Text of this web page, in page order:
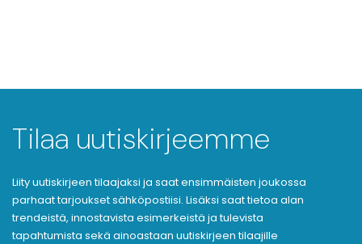
Tilaa uutiskirjeemme
Liity uutiskirjeen tilaajaksi ja saat ensimmäisten joukossa
parhaat tarjoukset sähköpostiisi. Lisäksi saat tietoa alan
trendeistä, innostavista esimerkeistä ja tulevista
tapahtumista sekä ainoastaan uutiskirjeen tilaajille